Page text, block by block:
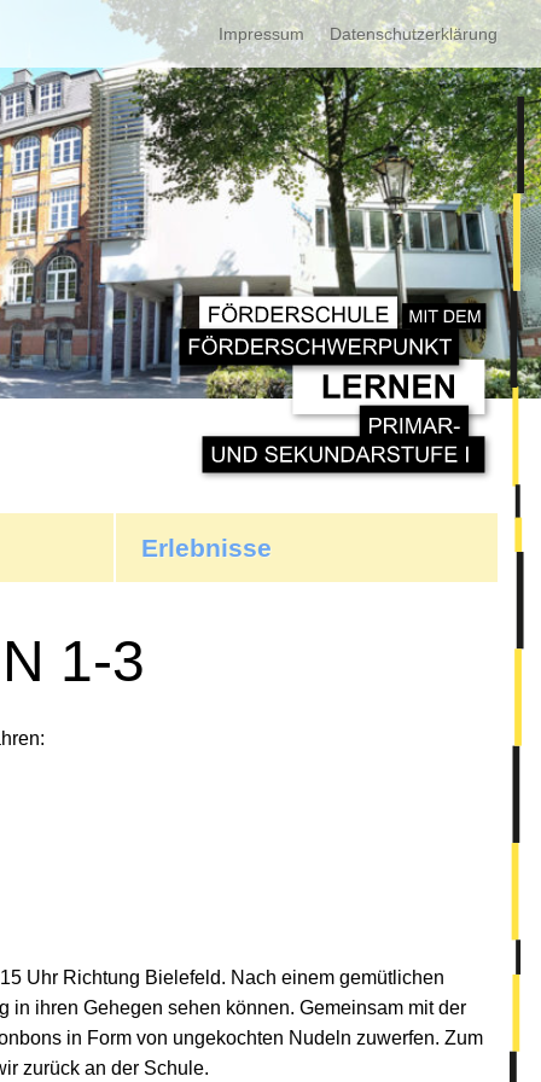
Impressum Datenschutzerklärung
Erlebnisse
1-3
Uhr Richtung Bielefeld. Nach einem gemütlichen
ihren Gehegen sehen können. Gemeinsam mit der
in Form von ungekochten Nudeln zuwerfen. Zum
zurück an der Schule.